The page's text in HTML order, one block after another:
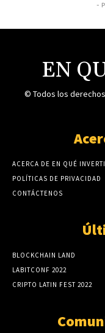
-
EN
© Todos los
ACERCA DE EN QUÉ
POLÍTICAS DE PRIVACIDAD
CONTÁCTENOS
BLOCKCHAIN LAND
LABITCONF 2022
CRIPTO LATIN FEST 2022